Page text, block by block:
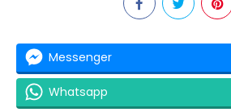
Messenger
Whatsapp